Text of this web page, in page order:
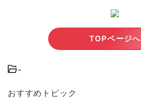
TOPページへ
-
おすすめトピック